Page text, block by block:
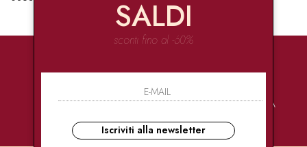
PAGAMENTI
CONSEGNE
ULTRA RAPIDE
ASSISTENZA
SALDI
sconti fino al -60%
Iscriviti alla newsletter